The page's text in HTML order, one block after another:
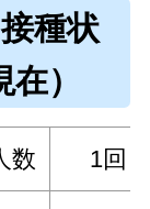
種状
）
数 1回